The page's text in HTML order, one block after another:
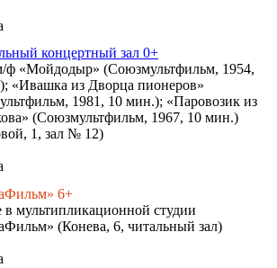
концертный зал 0+
ф «Мойдодыр» (Союзмультфильм, 1954,
«Ивашка из Дворца пионеров»
1981, 10 мин.); «Паровозик из
(Союзмультфильм, 1967, 10 мин.)
1, зал № 12)
6+
в мультипликационной студии
(Конева, 6, читальный зал)